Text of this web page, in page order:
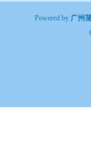
Powered by 广州